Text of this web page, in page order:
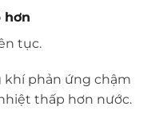
hơn
tục.
phản ứng chậm
thấp hơn nước.